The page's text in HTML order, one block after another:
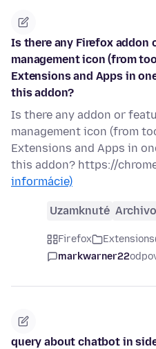
Is there any Firefox
management icon (from
Extensions and Apps in
this addon?
Is there any addon or
management icon (from
Extensions and Apps in
this addon? https://
informácie)
Uzamknuté
Firefox Extensions
markwarner22
query about chatbot in